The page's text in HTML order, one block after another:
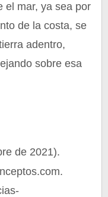
el mar, ya sea por
de la costa, se
adentro,
sobre esa
de 2021).